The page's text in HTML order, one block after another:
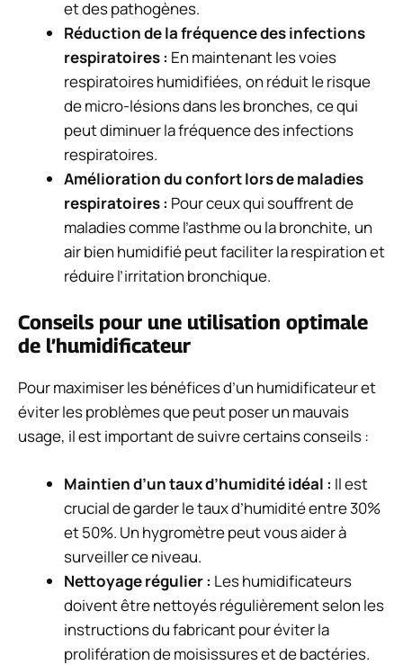
et des pathogènes.
Réduction de la fréquence des infections
respiratoires : En maintenant les voies
respiratoires humidifiées, on réduit le risque
de micro-lésions dans les bronches, ce qui
peut diminuer la fréquence des infections
respiratoires.
Amélioration du confort lors de maladies
respiratoires : Pour ceux qui souffrent de
maladies comme l’asthme ou la bronchite, un
air bien humidifié peut faciliter la respiration et
réduire l’irritation bronchique.
Conseils pour une utilisation optimale
de l’humidificateur
Pour maximiser les bénéfices d’un humidificateur et
éviter les problèmes que peut poser un mauvais
usage, il est important de suivre certains conseils :
Maintien d’un taux d’humidité idéal : Il est
crucial de garder le taux d’humidité entre 30%
et 50%. Un hygromètre peut vous aider à
surveiller ce niveau.
Nettoyage régulier : Les humidificateurs
doivent être nettoyés régulièrement selon les
instructions du fabricant pour éviter la
prolifération de moisissures et de bactéries.